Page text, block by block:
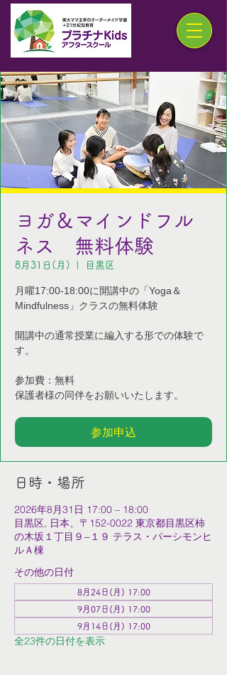
ヨガ＆マインドフル
ネス 無料体験
8月31日(月) 目黒区
月曜17:00-18:00に開講中の「Yoga＆
Mindfulness」クラスの無料体験
開講中の通常授業に編入する形での体験で
す。
参加費：無料
保護者様の同伴をお願いいたします。
参加申込
日時・場所
2026年8月31日 17:00 – 18:00
目黒区, 日本、〒152-0022 東京都目黒区柿
の木坂１丁目９−１９ テラス・パーシモンヒ
ルＡ棟
その他の日付
8月24日(月) 17:00
9月07日(月) 17:00
9月14日(月) 17:00
全23件の日付を表示